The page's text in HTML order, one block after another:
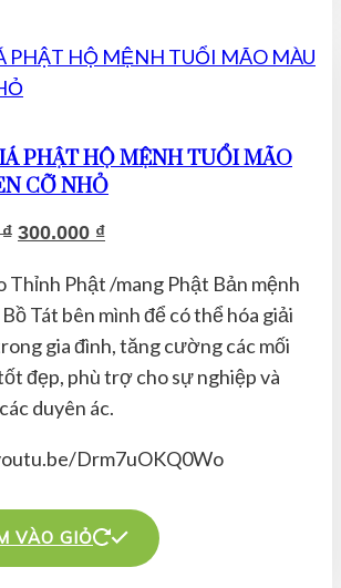
PHẬT HỘ MỆNH TUỔI MÃO
CỠ NHỎ
₫ Giá
là:
690.000 ₫.
300.000 ₫Giá
tại
là:
300.000 ₫.
Thỉnh Phật /mang Phật Bản mệnh
Tát bên mình để có thể hóa giải
gia đình, tăng cường các mối
đẹp, phù trợ cho sự nghiệp và
duyên ác.
Drm7uOKQ0Wo
VÀO GIỎ